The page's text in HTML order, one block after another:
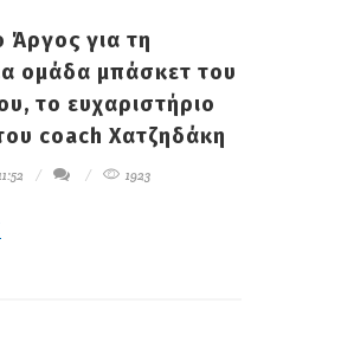
Άργος για τη
ομάδα μπάσκετ του
το ευχαριστήριο
coach Χατζηδάκη
1923